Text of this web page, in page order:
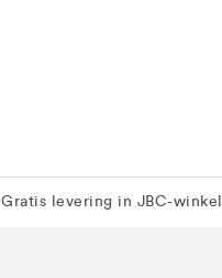
Levering in 1 pakket
Gratis levering in JBC-winkel